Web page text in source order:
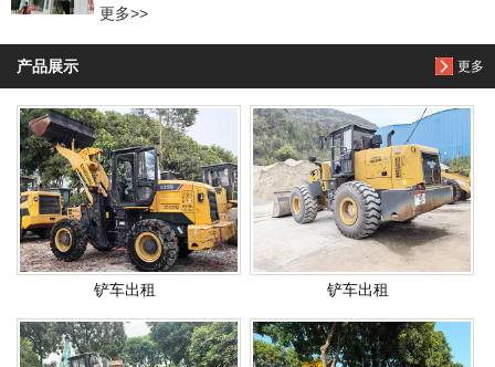
更多>>
更多
产品展示
铲车出租 铲车出租